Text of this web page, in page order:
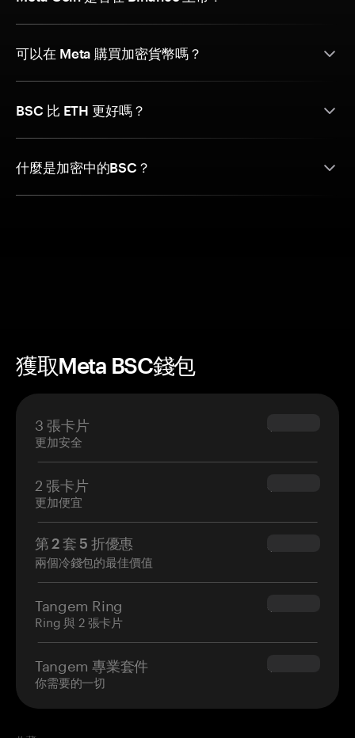
可以在 Meta 購買加密貨幣嗎？
BSC 比 ETH 更好嗎？
什麼是加密中的BSC？
獲取Meta BSC錢包
3 張卡片
更加安全
$69.90
2 張卡片
更加便宜
$54.90
第 2 套 5 折優惠
兩個冷錢包的最佳價值
$34.95
Tangem Ring
Ring 與 2 張卡片
$160.00
Tangem 專業套件
你需要的一切
$180.00